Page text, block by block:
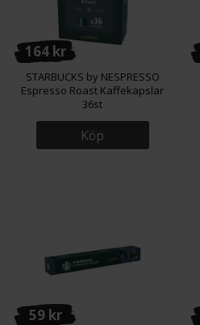
164 kr
STARBUCKS by NESPRESSO
Espresso Roast Kaffekapslar
36st
Köp
59 kr